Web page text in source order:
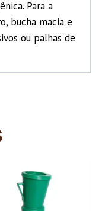
Para a
bucha macia e
ou palhas de